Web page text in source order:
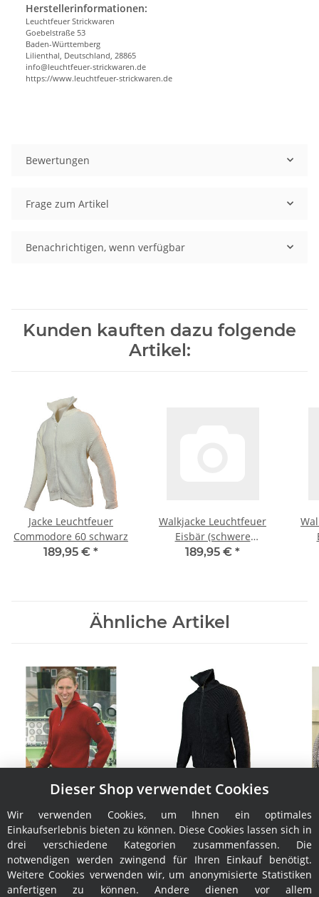
Herstellerinformationen:
Leuchtfeuer Strickwaren
Goebelstraße 53
Baden-Württemberg
Lilienthal, Deutschland, 28865
info@leuchtfeuer-strickwaren.de
https://www.leuchtfeuer-strickwaren.de
Bewertungen
Frage zum Artikel
Benachrichtigen, wenn verfügbar
Kunden kauften dazu folgende
Artikel:
Jacke Leuchtfeuer
Commodore 60 schwarz
189,95 € *
Walkjacke Leuchtfeuer
Eisbär (schwere
Qualität) anthrazit 3XL
189,95 € *
Ähnliche Artikel
Troyer Leuchtfeuer Fred
99,95 €
Jacke Leuchtfeuer
Worker
109,95 €
Dieser Shop verwendet Cookies
Wir verwenden Cookies, um Ihnen ein optimales
Einkaufserlebnis bieten zu können. Diese Cookies lassen sich in
drei verschiedene Kategorien zusammenfassen. Die
notwendigen werden zwingend für Ihren Einkauf benötigt.
Weitere Cookies verwenden wir, um anonymisierte Statistiken
anfertigen zu können. Andere dienen vor allem